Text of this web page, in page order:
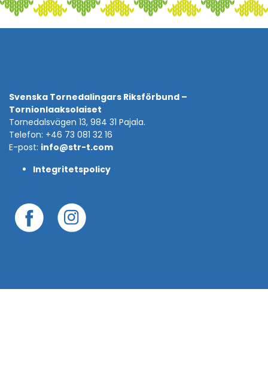
Svenska Tornedalingars Riksförbund –
Tornionlaaksolaiset
Tornedalsvägen 13, 984 31 Pajala.
Telefon: +46 73 081 32 16
E-post: info@str-t.com
Integritetspolicy